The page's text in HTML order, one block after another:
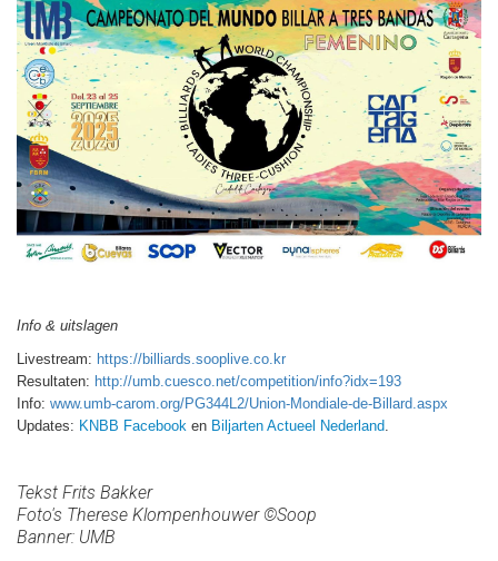
Info & uitslagen
Livestream: https://billiards.sooplive.co.kr
Resultaten: http://umb.cuesco.net/competition/info?idx=193
Info: www.umb-carom.org/PG344L2/Union-Mondiale-de-Billard.aspx
Updates: KNBB Facebook en Biljarten Actueel Nederland.
Tekst Frits Bakker
Foto's Therese Klompenhouwer ©Soop
Banner: UMB